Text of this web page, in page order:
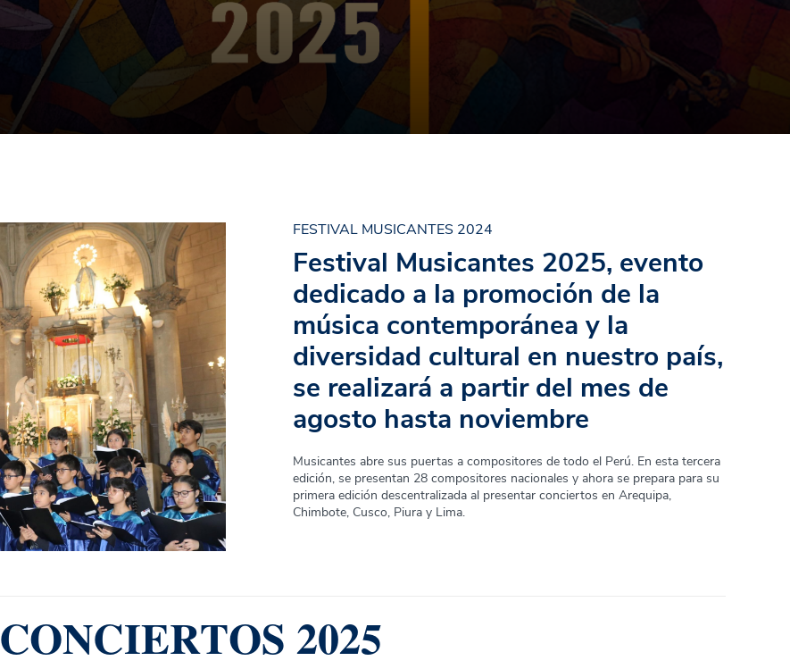
FESTIVAL MUSICANTES 2024
Festival Musicantes 2025, evento
dedicado a la promoción de la
música contemporánea y la
diversidad cultural en nuestro país,
se realizará a partir del mes de
agosto hasta noviembre
Musicantes abre sus puertas a compositores de todo el Perú. En esta tercera
edición, se presentan 28 compositores nacionales y ahora se prepara para su
primera edición descentralizada al presentar conciertos en Arequipa,
Chimbote, Cusco, Piura y Lima.
CONCIERTOS 2025